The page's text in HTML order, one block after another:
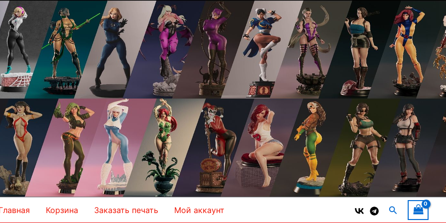
Корзина Заказать печать Мой аккаунт Поиск